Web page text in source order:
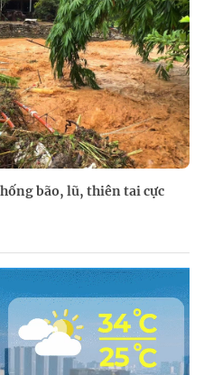
bão, lũ, thiên tai cực